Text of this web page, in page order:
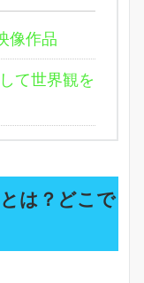
像作品
て世界観を
は？どこで